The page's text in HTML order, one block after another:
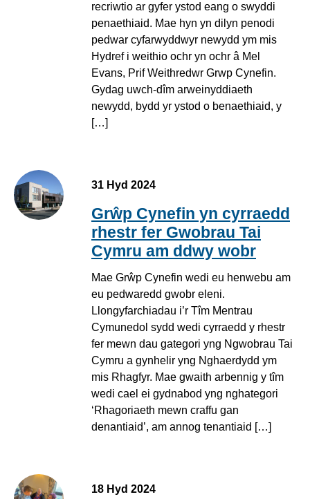
recriwtio ar gyfer ystod eang o swyddi
penaethiaid. Mae hyn yn dilyn penodi
pedwar cyfarwyddwyr newydd ym mis
Hydref i weithio ochr yn ochr â Mel
Evans, Prif Weithredwr Grwp Cynefin.
Gydag uwch-dîm arweinyddiaeth
newydd, bydd yr ystod o benaethiaid, y
[…]
31 Hyd 2024
Grŵp Cynefin yn cyrraedd
rhestr fer Gwobrau Tai
Cymru am ddwy wobr
Mae Grŵp Cynefin wedi eu henwebu am
eu pedwaredd gwobr eleni.
Llongyfarchiadau i’r Tîm Mentrau
Cymunedol sydd wedi cyrraedd y rhestr
fer mewn dau gategori yng Ngwobrau Tai
Cymru a gynhelir yng Nghaerdydd ym
mis Rhagfyr. Mae gwaith arbennig y tîm
wedi cael ei gydnabod yng nghategori
‘Rhagoriaeth mewn craffu gan
denantiaid’, am annog tenantiaid […]
18 Hyd 2024